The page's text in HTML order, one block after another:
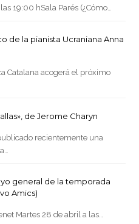
19:00 hSala Parés (¿Cómo…
de la pianista Ucraniana Anna
Catalana acogerá el próximo
de Jerome Charyn
recientemente una
general de la temporada
Amics)
Martes 28 de abril a las…